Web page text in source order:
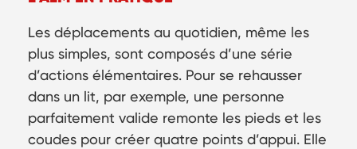
Les déplacements au quotidien, même les
plus simples, sont composés d’une série
d’actions élémentaires. Pour se rehausser
dans un lit, par exemple, une personne
parfaitement valide remonte les pieds et les
coudes pour créer quatre points d’appui. Elle